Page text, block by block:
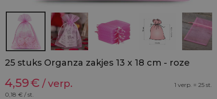
25 stuks Organza zakjes 13 x 18 cm - roze
4,59€ / verp.
1 verp. = 25 st.
0,18 € / st.